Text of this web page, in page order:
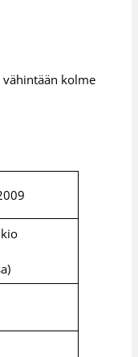
vähintään kolme